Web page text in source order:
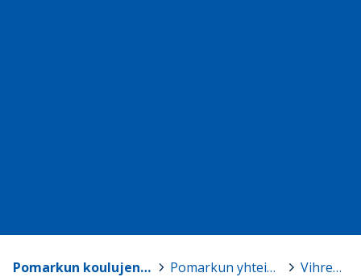
Pomarkun koulujen ja varhaiskasvatuksen kotisivu > Pomarkun yhteiskoulun opetussuunnitelma > Vihreä lippu